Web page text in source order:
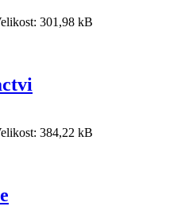
301,98 kB
384,22 kB